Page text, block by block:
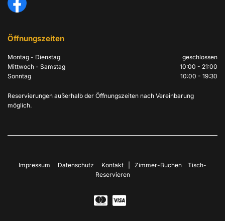
Öffnungszeiten
Montag - Dienstag
geschlossen
Mittwoch - Samstag
10:00 - 21:00
Sonntag
10:00 - 19:30
Reservierungen außerhalb der Öffnungszeiten nach Vereinbarung
möglich.
Impressum Datenschutz Kontakt Zimmer-Buchen
Tisch-
Reservieren